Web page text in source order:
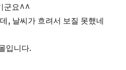
군요^^
, 날씨가 흐려서 보질 못했네
입니다.